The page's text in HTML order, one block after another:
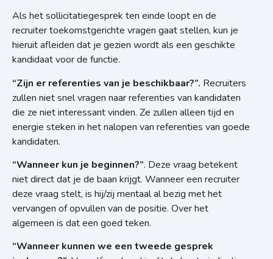
Als het sollicitatiegesprek ten einde loopt en de
recruiter toekomstgerichte vragen gaat stellen, kun je
hieruit afleiden dat je gezien wordt als een geschikte
kandidaat voor de functie.
“Zijn er referenties van je beschikbaar?”. Recruiters
zullen niet snel vragen naar referenties van kandidaten
die ze niet interessant vinden. Ze zullen alleen tijd en
energie steken in het nalopen van referenties van goede
kandidaten.
“Wanneer kun je beginnen?”. Deze vraag betekent
niet direct dat je de baan krijgt. Wanneer een recruiter
deze vraag stelt, is hij/zij mentaal al bezig met het
vervangen of opvullen van de positie. Over het
algemeen is dat een goed teken.
“Wanneer kunnen we een tweede gesprek